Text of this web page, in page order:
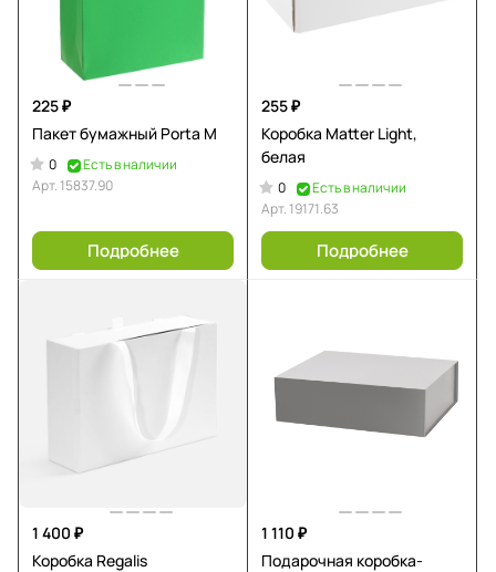
225 ₽
Пакет бумажный Porta M
0
Есть в наличии
Арт. 15837.90
Подробнее
255 ₽
Коробка Matter Light,
белая
0
Есть в наличии
Арт. 19171.63
Подробнее
1 400 ₽
Коробка Regalis
1 110 ₽
Подарочная коробка-